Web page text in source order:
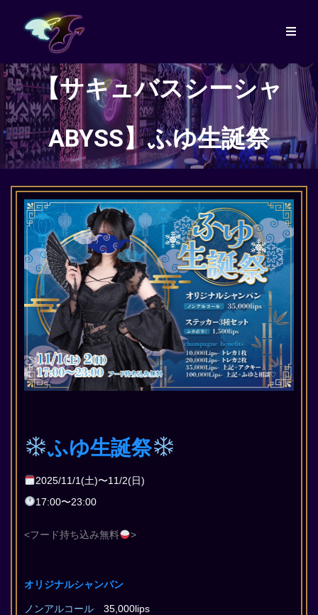
【サキュバスシーシャ
ABYSS】ふゆ生誕祭
ふゆ生誕祭
2025/11/1(土)〜11/2(日)
17:00〜23:00
<フード持ち込み無料 >
オリジナルシャンパン
ノンアルコール 35,000lips